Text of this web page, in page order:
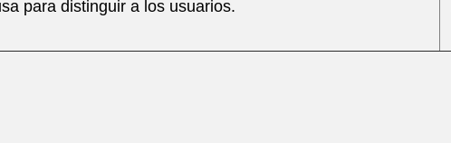
para distinguir a los usuarios.